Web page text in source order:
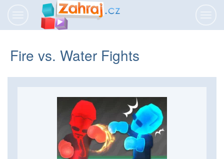
Fire vs. Water Fights